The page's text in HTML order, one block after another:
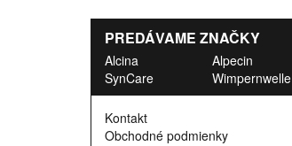
PREDÁVAME ZNAČKY
Alcina Alpecin
SynCare
Wimpernwelle
Kontakt
Obchodné podmienky